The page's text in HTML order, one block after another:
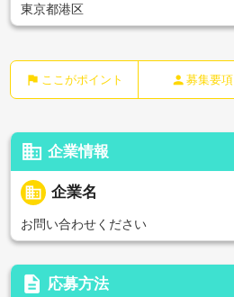
東京都港区
flag ここがポイント person 募集要項
business 企業情報
business 企業名
お問い合わせください
description 応募方法